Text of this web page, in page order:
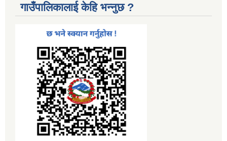
गाउँपालिकालाई केहि भन्नुछ ?